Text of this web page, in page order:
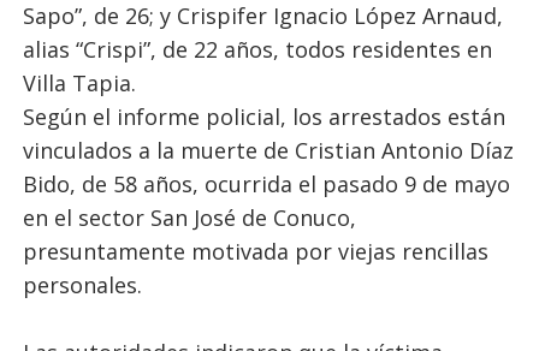
Sapo”, de 26; y Crispifer Ignacio López Arnaud,
alias “Crispi”, de 22 años, todos residentes en
Villa Tapia.
Según el informe policial, los arrestados están
vinculados a la muerte de Cristian Antonio Díaz
Bido, de 58 años, ocurrida el pasado 9 de mayo
en el sector San José de Conuco,
presuntamente motivada por viejas rencillas
personales.